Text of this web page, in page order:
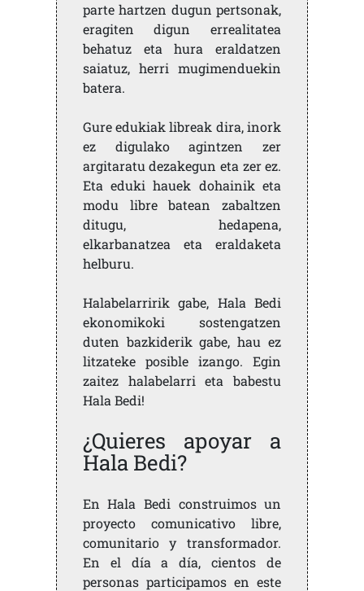
parte hartzen dugun pertsonak,
eragiten digun errealitatea
behatuz eta hura eraldatzen
saiatuz, herri mugimenduekin
batera.
Gure edukiak libreak dira, inork
ez digulako agintzen zer
argitaratu dezakegun eta zer ez.
Eta eduki hauek dohainik eta
modu libre batean zabaltzen
ditugu, hedapena,
elkarbanatzea eta eraldaketa
helburu.
Halabelarririk gabe, Hala Bedi
ekonomikoki sostengatzen
duten bazkiderik gabe, hau ez
litzateke posible izango. Egin
zaitez halabelarri eta babestu
Hala Bedi!
¿Quieres apoyar a
Hala Bedi?
En Hala Bedi construimos un
proyecto comunicativo libre,
comunitario y transformador.
En el día a día, cientos de
personas participamos en este